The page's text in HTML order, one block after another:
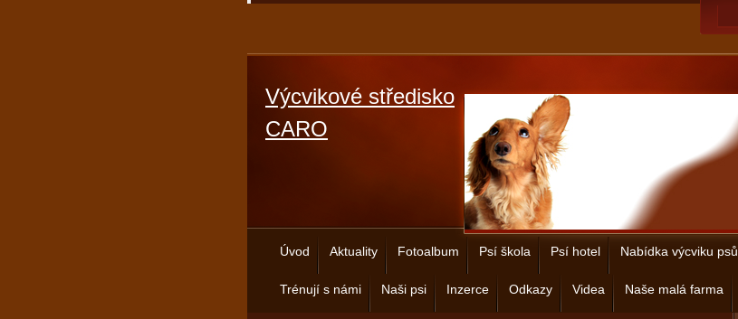
Výcvikové středisko
CARO
Úvod Aktuality Fotoalbum Psí škola Psí hotel Nabídka výcviku psů
Trénují s námi Naši psi Inzerce Odkazy Videa Naše malá farma